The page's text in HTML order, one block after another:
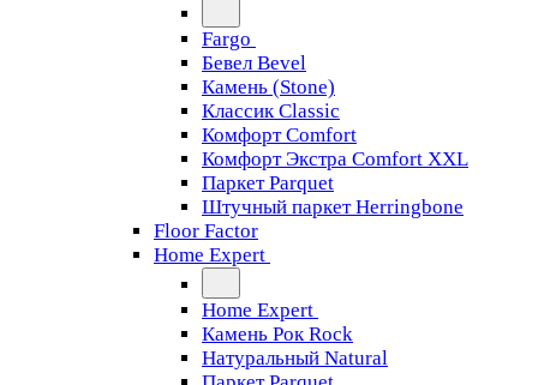
Fargo
Бевел Bevel
Камень (Stone)
Классик Classic
Комфорт Comfort
Комфорт Экстра Comfort XXL
Паркет Parquet
Штучный паркет Herringbone
Floor Factor
Home Expert
Home Expert
Камень Рок Rock
Натуральный Natural